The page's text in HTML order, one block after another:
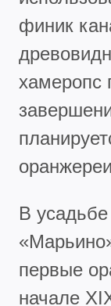
финик
хамеропс
В
первые
начале